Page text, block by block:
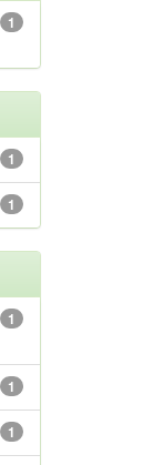
1
1
1
1
1
1